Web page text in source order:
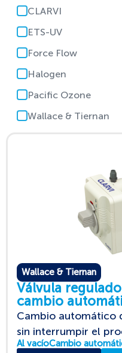
CLARVI
ETS-UV
Force Flow
Halogen
Pacific Ozone
Wallace & Tiernan
Wallace & Tiernan
Válvula
cambio
Cambio automático
sin interrumpir el
Al vacíoCambio